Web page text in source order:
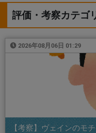
評価・考察カテゴ
2026年08月06日 01:29
【考察】ヴェインのモ